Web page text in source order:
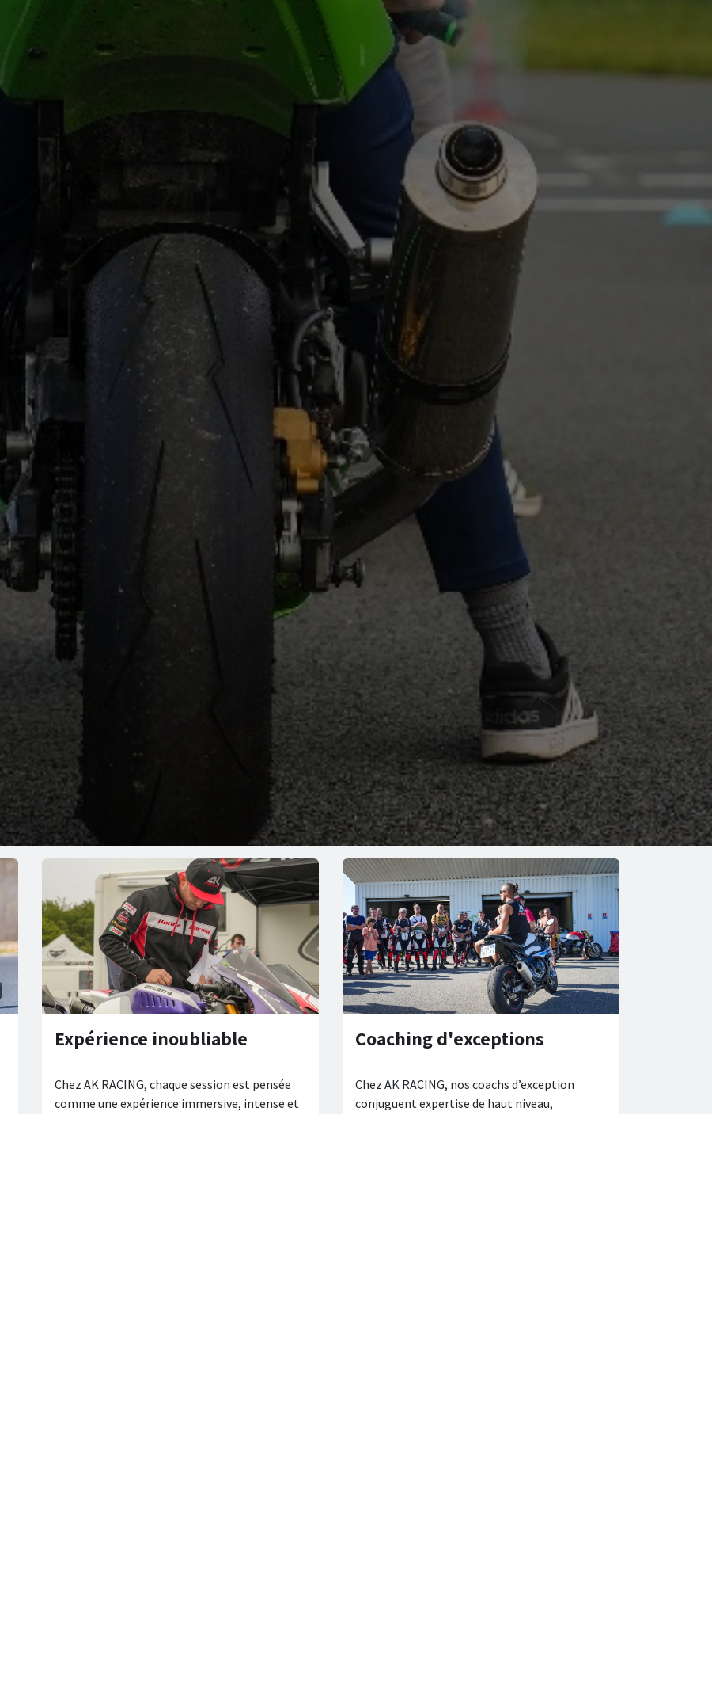
Expérience inoubliable
Chez AK RACING, chaque session est pensée
comme une expérience immersive, intense et
Coaching d'exceptions
Chez AK RACING, nos coachs d’exception
conjuguent expertise de haut niveau,